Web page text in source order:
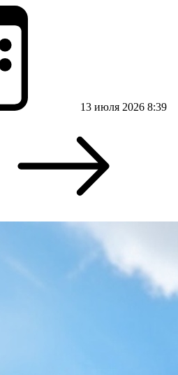
13 июля 2026 8:39